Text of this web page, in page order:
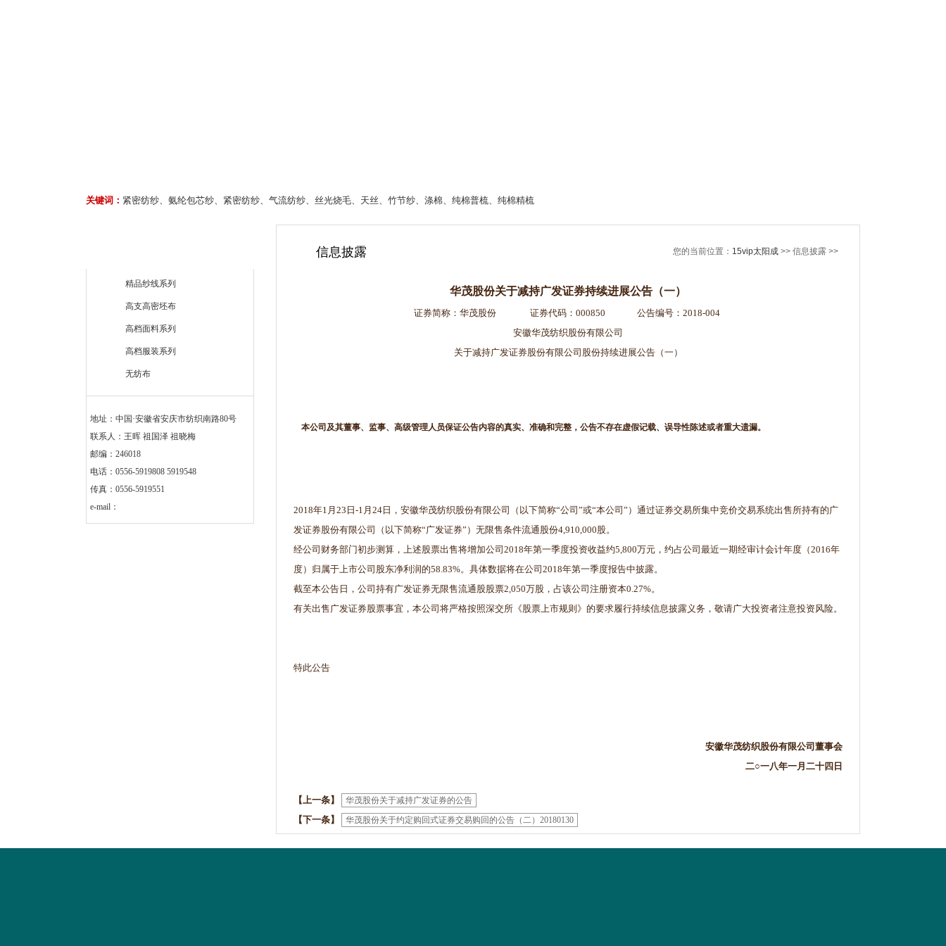
关键词： 紧密纺纱、氨纶包芯纱、紧密纺纱、气流纺纱、丝光烧毛、天丝、竹节纱、涤棉、纯棉普梳、纯棉精梳
精品纱线系列
高支高密坯布
高档面料系列
高档服装系列
无纺布
地址：中国·安徽省安庆市纺织南路80号
联系人：王晖 祖国泽 祖晓梅
邮编：246018
电话：0556-5919808 5919548
传真：0556-5919551
e-mail：
信息披露 您的当前位置： 15vip太阳成 >> 信息披露 >>
华茂股份关于减持广发证券持续进展公告（一）
证券简称：华茂股份 证券代码：000850 公告编号：2018-004
安徽华茂纺织股份有限公司
关于减持广发证券股份有限公司股份持续进展公告（一）
本公司及其董事、监事、高级管理人员保证公告内容的真实、准确和完整，公告不存在虚假记载、误导性陈述或者重大遗漏。
2018年1月23日-1月24日，安徽华茂纺织股份有限公司（以下简称“公司”或“本公司”）通过证券交易所集中竞价交易系统出售所持有的广
发证券股份有限公司（以下简称“广发证券”）无限售条件流通股份4,910,000股。
经公司财务部门初步测算，上述股票出售将增加公司2018年第一季度投资收益约5,800万元，约占公司最近一期经审计会计年度（2016年
度）归属于上市公司股东净利润的58.83%。具体数据将在公司2018年第一季度报告中披露。
截至本公告日，公司持有广发证券无限售流通股股票2,050万股，占该公司注册资本0.27%。
有关出售广发证券股票事宜，本公司将严格按照深交所《股票上市规则》的要求履行持续信息披露义务，敬请广大投资者注意投资风险。
特此公告
安徽华茂纺织股份有限公司董事会
二○一八年一月二十四日
【上一条】 华茂股份关于减持广发证券的公告
【下一条】 华茂股份关于约定购回式证券交易购回的公告（二）20180130